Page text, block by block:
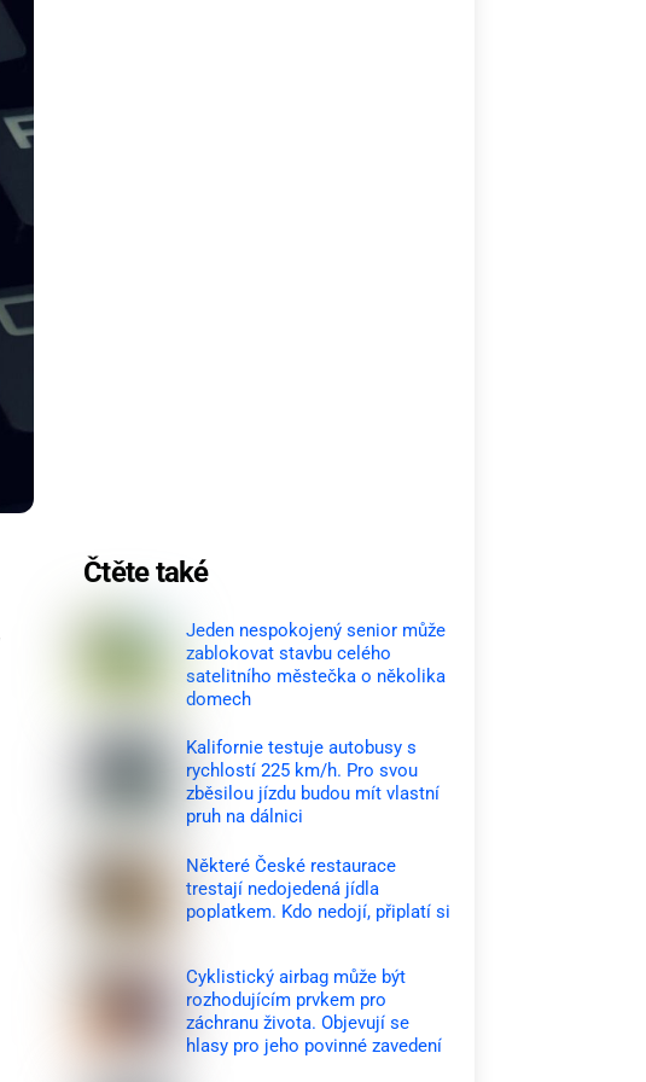
Čtěte také
Jeden nespokojený senior může
zablokovat stavbu celého
satelitního městečka o několika
domech
Kalifornie testuje autobusy s
rychlostí 225 km/h. Pro svou
zběsilou jízdu budou mít vlastní
pruh na dálnici
Některé České restaurace
trestají nedojedená jídla
poplatkem. Kdo nedojí, připlatí si
Cyklistický airbag může být
rozhodujícím prvkem pro
záchranu života. Objevují se
hlasy pro jeho povinné zavedení